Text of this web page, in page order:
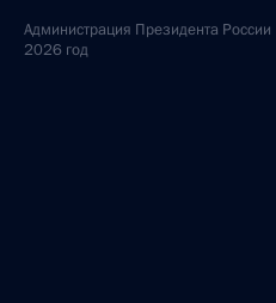
Администрация Президента России
2026 год